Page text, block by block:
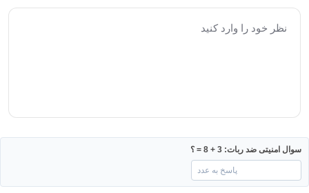
سوال امنیتی ضد ربات: 3 + 8 = ؟